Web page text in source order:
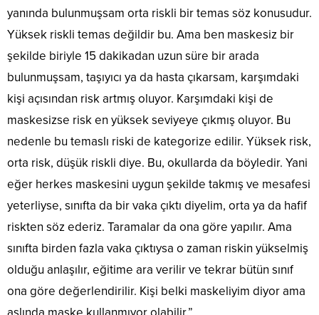
yanında bulunmuşsam orta riskli bir temas söz konusudur.
Yüksek riskli temas değildir bu. Ama ben maskesiz bir
şekilde biriyle 15 dakikadan uzun süre bir arada
bulunmuşsam, taşıyıcı ya da hasta çıkarsam, karşımdaki
kişi açısından risk artmış oluyor. Karşımdaki kişi de
maskesizse risk en yüksek seviyeye çıkmış oluyor. Bu
nedenle bu temaslı riski de kategorize edilir. Yüksek risk,
orta risk, düşük riskli diye. Bu, okullarda da böyledir. Yani
eğer herkes maskesini uygun şekilde takmış ve mesafesi
yeterliyse, sınıfta da bir vaka çıktı diyelim, orta ya da hafif
riskten söz ederiz. Taramalar da ona göre yapılır. Ama
sınıfta birden fazla vaka çıktıysa o zaman riskin yükselmiş
olduğu anlaşılır, eğitime ara verilir ve tekrar bütün sınıf
ona göre değerlendirilir. Kişi belki maskeliyim diyor ama